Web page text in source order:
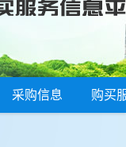
采购信息 购买